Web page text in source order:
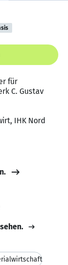
für
C. Gustav
IHK Nord